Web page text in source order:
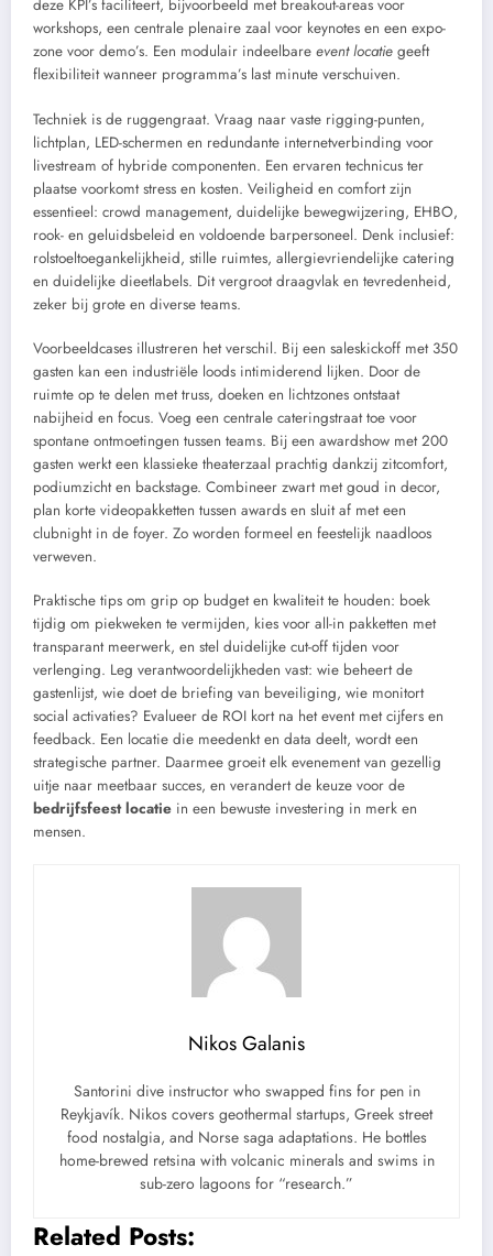
deze KPI’s faciliteert, bijvoorbeeld met breakout-areas voor
workshops, een centrale plenaire zaal voor keynotes en een expo-
zone voor demo’s. Een modulair indeelbare event locatie geeft
flexibiliteit wanneer programma’s last minute verschuiven.
Techniek is de ruggengraat. Vraag naar vaste rigging-punten,
lichtplan, LED-schermen en redundante internetverbinding voor
livestream of hybride componenten. Een ervaren technicus ter
plaatse voorkomt stress en kosten. Veiligheid en comfort zijn
essentieel: crowd management, duidelijke bewegwijzering, EHBO,
rook- en geluidsbeleid en voldoende barpersoneel. Denk inclusief:
rolstoeltoegankelijkheid, stille ruimtes, allergievriendelijke catering
en duidelijke dieetlabels. Dit vergroot draagvlak en tevredenheid,
zeker bij grote en diverse teams.
Voorbeeldcases illustreren het verschil. Bij een saleskickoff met 350
gasten kan een industriële loods intimiderend lijken. Door de
ruimte op te delen met truss, doeken en lichtzones ontstaat
nabijheid en focus. Voeg een centrale cateringstraat toe voor
spontane ontmoetingen tussen teams. Bij een awardshow met 200
gasten werkt een klassieke theaterzaal prachtig dankzij zitcomfort,
podiumzicht en backstage. Combineer zwart met goud in decor,
plan korte videopakketten tussen awards en sluit af met een
clubnight in de foyer. Zo worden formeel en feestelijk naadloos
verweven.
Praktische tips om grip op budget en kwaliteit te houden: boek
tijdig om piekweken te vermijden, kies voor all-in pakketten met
transparant meerwerk, en stel duidelijke cut-off tijden voor
verlenging. Leg verantwoordelijkheden vast: wie beheert de
gastenlijst, wie doet de briefing van beveiliging, wie monitort
social activaties? Evalueer de ROI kort na het event met cijfers en
feedback. Een locatie die meedenkt en data deelt, wordt een
strategische partner. Daarmee groeit elk evenement van gezellig
uitje naar meetbaar succes, en verandert de keuze voor de
bedrijfsfeest locatie in een bewuste investering in merk en
mensen.
Nikos Galanis
Santorini dive instructor who swapped fins for pen in
Reykjavík. Nikos covers geothermal startups, Greek street
food nostalgia, and Norse saga adaptations. He bottles
home-brewed retsina with volcanic minerals and swims in
sub-zero lagoons for “research.”
Related Posts: